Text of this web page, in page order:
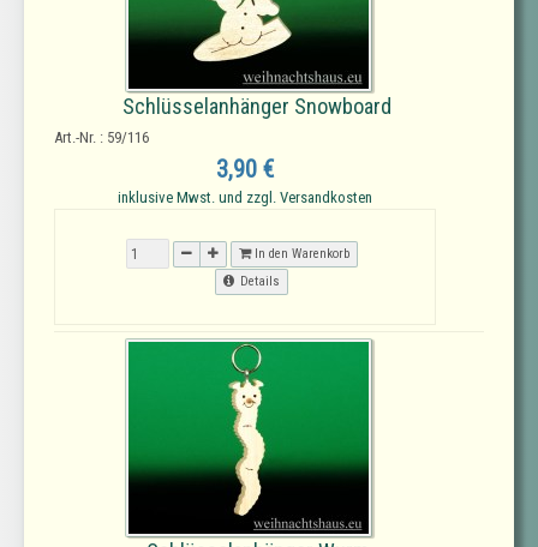
Schlüsselanhänger Snowboard
Art.-Nr. : 59/116
3,90 €
inklusive Mwst. und zzgl. Versandkosten
In den Warenkorb
Details